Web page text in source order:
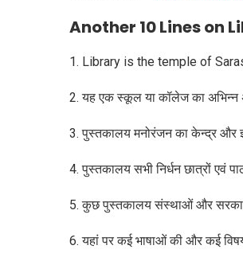
Another 10 Lines on
1. Library is the temple of
2. यह एक स्कूल या कॉलेज का अभिन्न
3. पुस्तकालय मनोरंजन का केन्द्र और
4. पुस्तकालय सभी निर्धन छात्रों एवं
5. कुछ पुस्तकालय संस्थाओं और सरकार
6. यहां पर कई भाषाओं की और कई